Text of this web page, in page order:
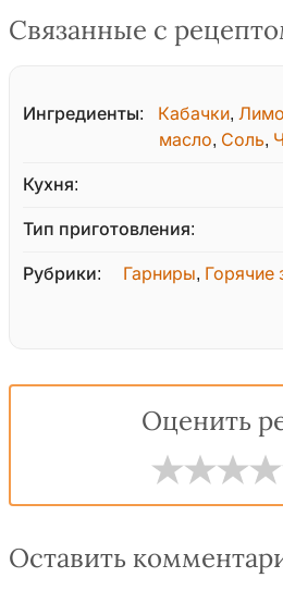
Связанные с
Ингредиенты: Кабачки,
масло, Соль,
Кухня:
Тип приготовления:
Рубрики: Гарниры, Горячие
Оценить
Оставить